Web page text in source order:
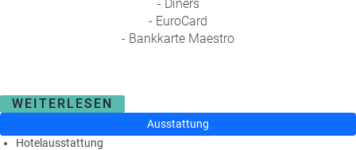
- Diners
- EuroCard
- Bankkarte Maestro
WEITERLESEN
Ausstattung
Hotelausstattung